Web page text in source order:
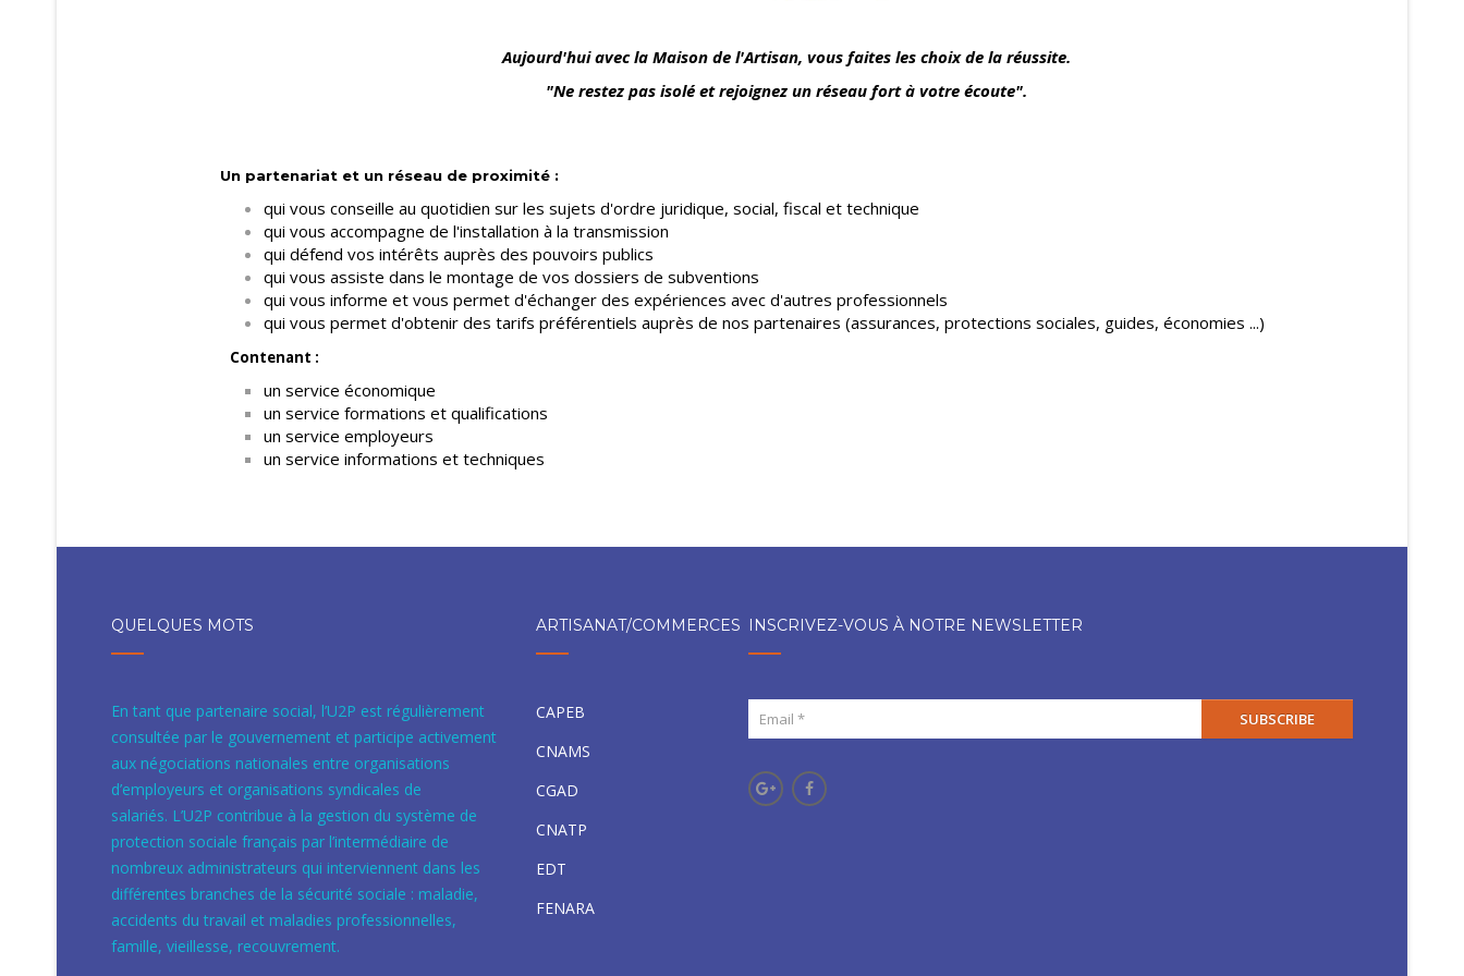
Aujourd'hui avec la Maison de l'Artisan, vous faites les choix de la réussite.
"Ne restez pas isolé et rejoignez un réseau fort à votre écoute".
Un partenariat et un réseau de proximité :
qui vous conseille au quotidien sur les sujets d'ordre juridique, social, fiscal et technique
qui vous accompagne de l'installation à la transmission
qui défend vos intérêts auprès des pouvoirs publics
qui vous assiste dans le montage de vos dossiers de subventions
qui vous informe et vous permet d'échanger des expériences avec d'autres professionnels
qui vous permet d'obtenir des tarifs préférentiels auprès de nos partenaires (assurances, protections sociales, guides, économies ...)
Contenant :
un service économique
un service formations et qualifications
un service employeurs
un service informations et techniques
QUELQUES MOTS
En tant que partenaire social, l’U2P est régulièrement
consultée par le gouvernement et participe activement
aux négociations nationales entre organisations
d’employeurs et organisations syndicales de
salariés. L’U2P contribue à la gestion du système de
protection sociale français par l’intermédiaire de
nombreux administrateurs qui interviennent dans les
différentes branches de la sécurité sociale : maladie,
accidents du travail et maladies professionnelles,
famille, vieillesse, recouvrement.
ARTISANAT/COMMERCES
CAPEB
CNAMS
CGAD
CNATP
EDT
FENARA
INSCRIVEZ-VOUS À NOTRE NEWSLETTER
SUBSCRIBE